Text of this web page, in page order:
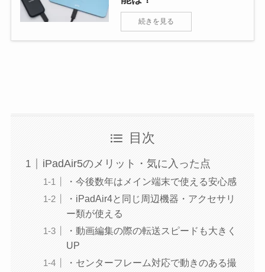
続きを見る
目次
iPadAir5のメリット・気に入った点
・今後数年はメイン端末で使える安心感
・iPadAir4と同じ周辺機器・アクセサリ
ー類が使える
・動画編集の際の転送スピードも大きく
UP
・センターフレーム対応で動きのある撮